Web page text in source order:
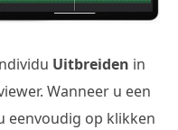
Uitbreiden in
Wanneer u een
eenvoudig op klikken